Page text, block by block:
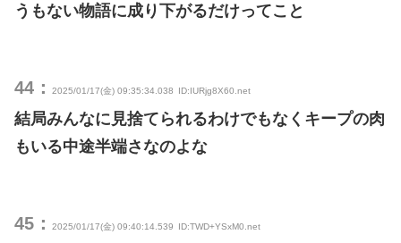
うもない物語に成り下がるだけってこと
44： 2025/01/17(金) 09:35:34.038 ID:IURjg8X60.net
結局みんなに見捨てられるわけでもなくキープの肉
もいる中途半端さなのよな
45： 2025/01/17(金) 09:40:14.539 ID:TWD+YSxM0.net